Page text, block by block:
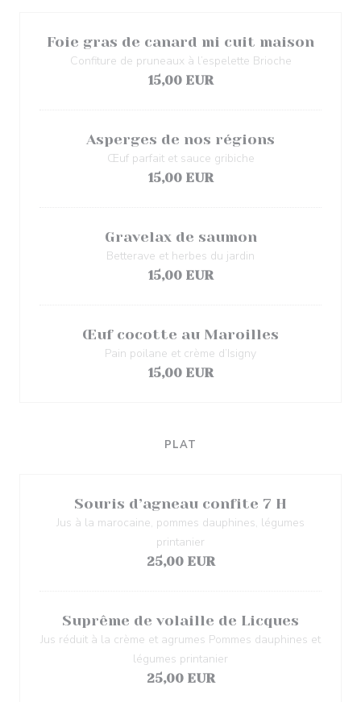
Foie gras de canard mi cuit maison
Confiture de pruneaux à l’espelette Brioche
15,00 EUR
Asperges de nos régions
Œuf parfait et sauce gribiche
15,00 EUR
Gravelax de saumon
Betterave et herbes du jardin
15,00 EUR
Œuf cocotte au Maroilles
Pain poilane et crème d’Isigny
15,00 EUR
PLAT
Souris d’agneau confite 7 H
Jus à la marocaine, pommes dauphines, légumes
printanier
25,00 EUR
Suprême de volaille de Licques
Jus réduit à la crème et agrumes Pommes dauphines et
légumes printanier
25,00 EUR